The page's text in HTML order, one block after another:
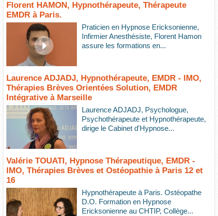
Florent HAMON, Hypnothérapeute, Thérapeute
EMDR à Paris.
Praticien en Hypnose Ericksonienne,
Infirmier Anesthésiste, Florent Hamon
assure les formations en...
Laurence ADJADJ, Hypnothérapeute, EMDR - IMO,
Thérapies Brèves Orientées Solution, EMDR
Intégrative à Marseille
Laurence ADJADJ, Psychologue,
Psychothérapeute et Hypnothérapeute,
dirige le Cabinet d'Hypnose...
Valérie TOUATI, Hypnose Thérapeutique, EMDR -
IMO, Thérapies Brèves et Ostéopathie à Paris 12 et
16
Hypnothérapeute à Paris. Ostéopathe
D.O. Formation en Hypnose
Ericksonienne au CHTIP, Collège...